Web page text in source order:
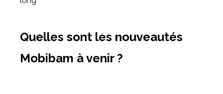
Quelles sont les nouveautés
Mobibam à venir ?